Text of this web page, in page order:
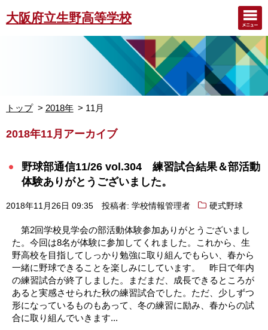
大阪府立生野高等学校
トップ 2018年 11月
2018年11月アーカイブ
野球部通信11/26 vol.304 練習試合結果＆部活動
体験ありがとうございました。
2018年11月26日 09:35 投稿者: 学校情報管理者 硬式野球
第2回学校見学会の部活動体験参加ありがとうございまし
た。今回は8名が体験に参加してくれました。これから、生
野高校を目指してしっかり勉強に取り組んでもらい、春から
一緒に野球できることを楽しみにしています。 昨日で年内
の練習試合が終了しました。まだまだ、成長できるところが
あると実感させられた秋の練習試合でした。ただ、少しずつ
形になっているものもあって、冬の練習に励み、春からの試
合に取り組んでいきます...